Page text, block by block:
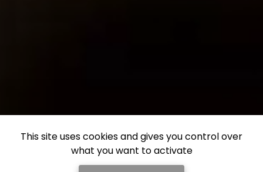
This site uses cookies and gives you control over
what you want to activate